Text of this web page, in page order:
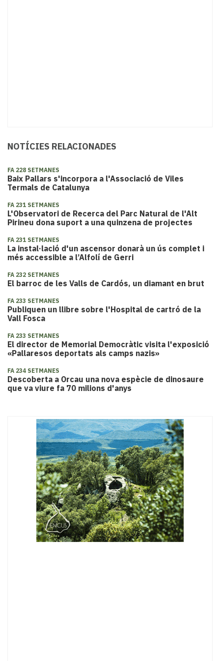
NOTÍCIES RELACIONADES
FA 228 SETMANES
Baix Pallars s'incorpora a l'Associació de Viles
Termals de Catalunya
FA 231 SETMANES
L'Observatori de Recerca del Parc Natural de l'Alt
Pirineu dona suport a una quinzena de projectes
FA 231 SETMANES
La instal·lació d'un ascensor donarà un ús complet i
més accessible a l’Alfolí de Gerri
FA 232 SETMANES
El barroc de les Valls de Cardós, un diamant en brut
FA 233 SETMANES
Publiquen un llibre sobre l'Hospital de cartró de la
Vall Fosca
FA 233 SETMANES
El director de Memorial Democràtic visita l'exposició
«Pallaresos deportats als camps nazis»
FA 234 SETMANES
Descoberta a Orcau una nova espècie de dinosaure
que va viure fa 70 milions d'anys